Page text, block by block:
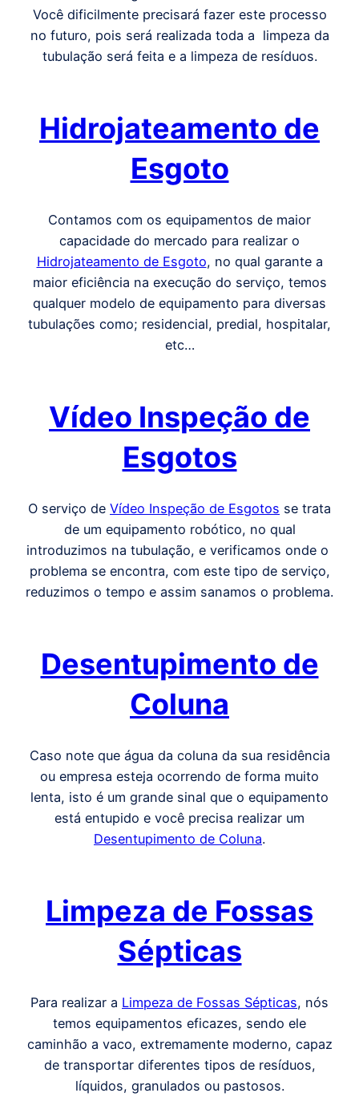
Você dificilmente precisará fazer este processo
no futuro, pois será realizada toda a limpeza da
tubulação será feita e a limpeza de resíduos.
Hidrojateamento de
Esgoto
Contamos com os equipamentos de maior
capacidade do mercado para realizar o
Hidrojateamento de Esgoto, no qual garante a
maior eficiência na execução do serviço, temos
qualquer modelo de equipamento para diversas
tubulações como; residencial, predial, hospitalar,
etc…
Vídeo Inspeção de
Esgotos
O serviço de Vídeo Inspeção de Esgotos se trata
de um equipamento robótico, no qual
introduzimos na tubulação, e verificamos onde o
problema se encontra, com este tipo de serviço,
reduzimos o tempo e assim sanamos o problema.
Desentupimento de
Coluna
Caso note que água da coluna da sua residência
ou empresa esteja ocorrendo de forma muito
lenta, isto é um grande sinal que o equipamento
está entupido e você precisa realizar um
Desentupimento de Coluna.
Limpeza de Fossas
Sépticas
Para realizar a Limpeza de Fossas Sépticas, nós
temos equipamentos eficazes, sendo ele
caminhão a vaco, extremamente moderno, capaz
de transportar diferentes tipos de resíduos,
líquidos, granulados ou pastosos.